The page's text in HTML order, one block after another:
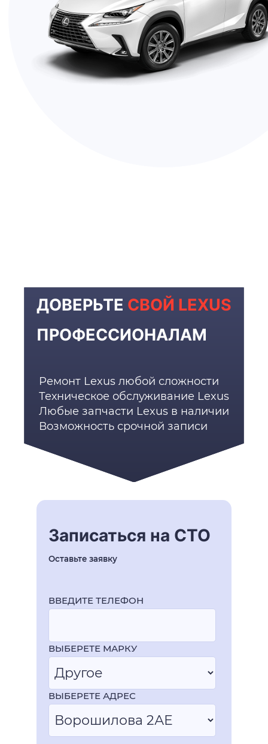
ДОВЕРЬТЕ СВОЙ LEXUS
ПРОФЕССИОНАЛАМ
Ремонт Lexus любой сложности
Техническое обслуживание Lexus
Любые запчасти Lexus в наличии
Возможность срочной записи
Записаться на СТО
Оставьте заявку
ВВЕДИТЕ ТЕЛЕФОН
ВЫБЕРЕТЕ МАРКУ
ВЫБЕРЕТЕ АДРЕС